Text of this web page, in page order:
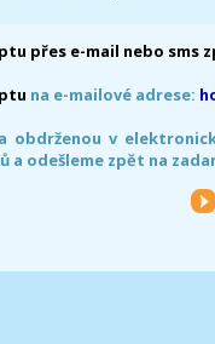
přes e-mail nebo sms
na e-mailové adrese:
obdrženou v
a odešleme zpět na